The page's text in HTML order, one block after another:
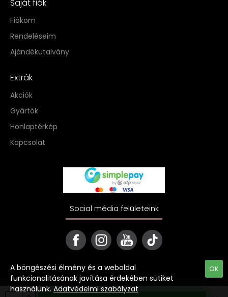
Saját fiók
Fiókom
Rendeléseim
Ajándékutalvány
Extrák
Akciók
Gyártók
Honlaptérkép
Kapcsolat
Social média felületeink
Copyright © 2022 ekave.hu
OK
A böngészési élmény és a weboldal
funkcionalitásának javítása érdekében sütiket
használunk. Adatvédelmi szabályzat